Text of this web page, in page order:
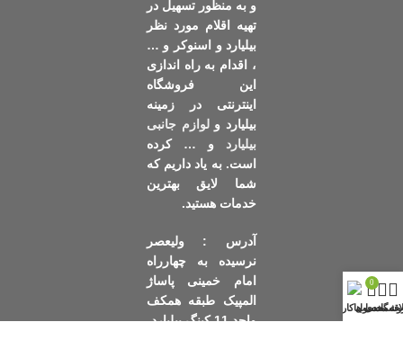
و به منظور تسهیل در
تهیه اقلام مورد نظر
بیلیارد و اسنوکر و …
، اقدام به راه اندازی
این فروشگاه
اینترنتی در زمینه
بیلیارد ولوازم جانبی
بیلیارد و … کرده
است. به یاد داریم که
شما لایق بهترین
خدمات هستید.
آدرس : ولیعصر
نرسیده به چهارراه
امام خمینی پاساژ
المپیک طبقه همکف
واحد 11 کینگ بیلیارد
مندی ها
0
محصول
حساب کاربری